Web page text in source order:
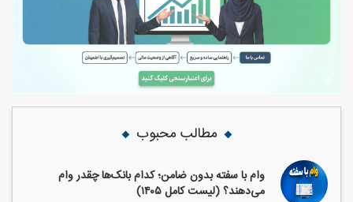
مطالب محبوب
وام با سفته بدون ضامن؛ کدام بانک‌ها چقدر وام
می‌دهند؟ (لیست کامل ۱۴۰۵)